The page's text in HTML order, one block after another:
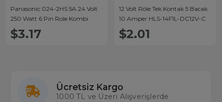
Panasonic 024-2HS 5A 24 Volt
250 Watt 6 Pin Role Kombi
$3.17
12 Volt Röle Tek Kontak 5 Bacak
10 Amper HLS-14F1L-DC12V-C
$2.01
Ücretsiz Kargo
1000 TL ve Üzeri Alışverişlerde